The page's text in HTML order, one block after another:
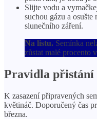
Slijte vodu a
suchou gázu a osušte
slunečního záření.
Na listu. Semínka
zůstat malé procento
Pravidla přistání
K zasazení připravených
květináč. Doporučený čas
března.